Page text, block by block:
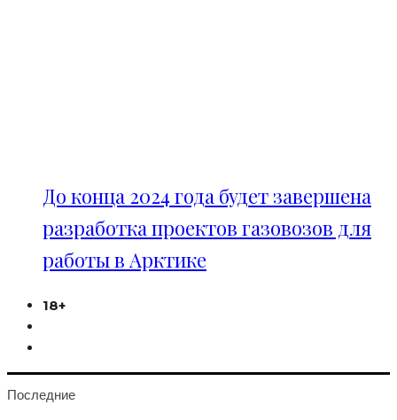
До конца 2024 года будет завершена
разработка проектов газовозов для
работы в Арктике
18+
Последние